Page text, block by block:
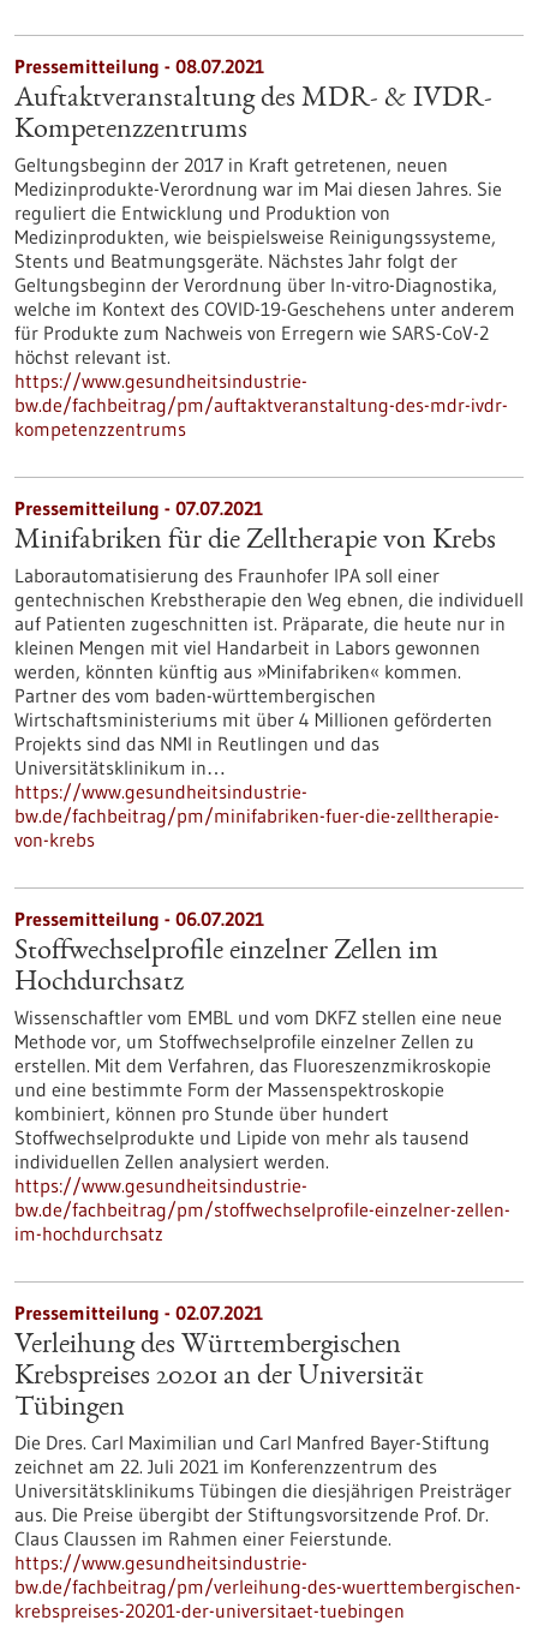
Pressemitteilung - 08.07.2021
Auftaktveranstaltung des MDR- & IVDR-
Kompetenzzentrums
Geltungsbeginn der 2017 in Kraft getretenen, neuen
Medizinprodukte-Verordnung war im Mai diesen Jahres. Sie
reguliert die Entwicklung und Produktion von
Medizinprodukten, wie beispielsweise Reinigungssysteme,
Stents und Beatmungsgeräte. Nächstes Jahr folgt der
Geltungsbeginn der Verordnung über In-vitro-Diagnostika,
welche im Kontext des COVID-19-Geschehens unter anderem
für Produkte zum Nachweis von Erregern wie SARS-CoV-2
höchst relevant ist.
https://www.gesundheitsindustrie-
bw.de/fachbeitrag/pm/auftaktveranstaltung-des-mdr-ivdr-
kompetenzzentrums
Pressemitteilung - 07.07.2021
Minifabriken für die Zelltherapie von Krebs
Laborautomatisierung des Fraunhofer IPA soll einer
gentechnischen Krebstherapie den Weg ebnen, die individuell
auf Patienten zugeschnitten ist. Präparate, die heute nur in
kleinen Mengen mit viel Handarbeit in Labors gewonnen
werden, könnten künftig aus »Minifabriken« kommen.
Partner des vom baden-württembergischen
Wirtschaftsministeriums mit über 4 Millionen geförderten
Projekts sind das NMI in Reutlingen und das
Universitätsklinikum in…
https://www.gesundheitsindustrie-
bw.de/fachbeitrag/pm/minifabriken-fuer-die-zelltherapie-
von-krebs
Pressemitteilung - 06.07.2021
Stoffwechselprofile einzelner Zellen im
Hochdurchsatz
Wissenschaftler vom EMBL und vom DKFZ stellen eine neue
Methode vor, um Stoffwechselprofile einzelner Zellen zu
erstellen. Mit dem Verfahren, das Fluoreszenzmikroskopie
und eine bestimmte Form der Massenspektroskopie
kombiniert, können pro Stunde über hundert
Stoffwechselprodukte und Lipide von mehr als tausend
individuellen Zellen analysiert werden.
https://www.gesundheitsindustrie-
bw.de/fachbeitrag/pm/stoffwechselprofile-einzelner-zellen-
im-hochdurchsatz
Pressemitteilung - 02.07.2021
Verleihung des Württembergischen
Krebspreises 20201 an der Universität
Tübingen
Die Dres. Carl Maximilian und Carl Manfred Bayer-Stiftung
zeichnet am 22. Juli 2021 im Konferenzzentrum des
Universitätsklinikums Tübingen die diesjährigen Preisträger
aus. Die Preise übergibt der Stiftungsvorsitzende Prof. Dr.
Claus Claussen im Rahmen einer Feierstunde.
https://www.gesundheitsindustrie-
bw.de/fachbeitrag/pm/verleihung-des-wuerttembergischen-
krebspreises-20201-der-universitaet-tuebingen